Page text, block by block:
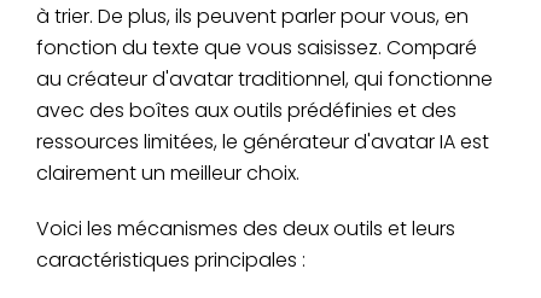
à trier. De plus, ils peuvent parler pour vous, en
fonction du texte que vous saisissez. Comparé
au créateur d'avatar traditionnel, qui fonctionne
avec des boîtes aux outils prédéfinies et des
ressources limitées, le générateur d'avatar IA est
clairement un meilleur choix.
Voici les mécanismes des deux outils et leurs
caractéristiques principales :